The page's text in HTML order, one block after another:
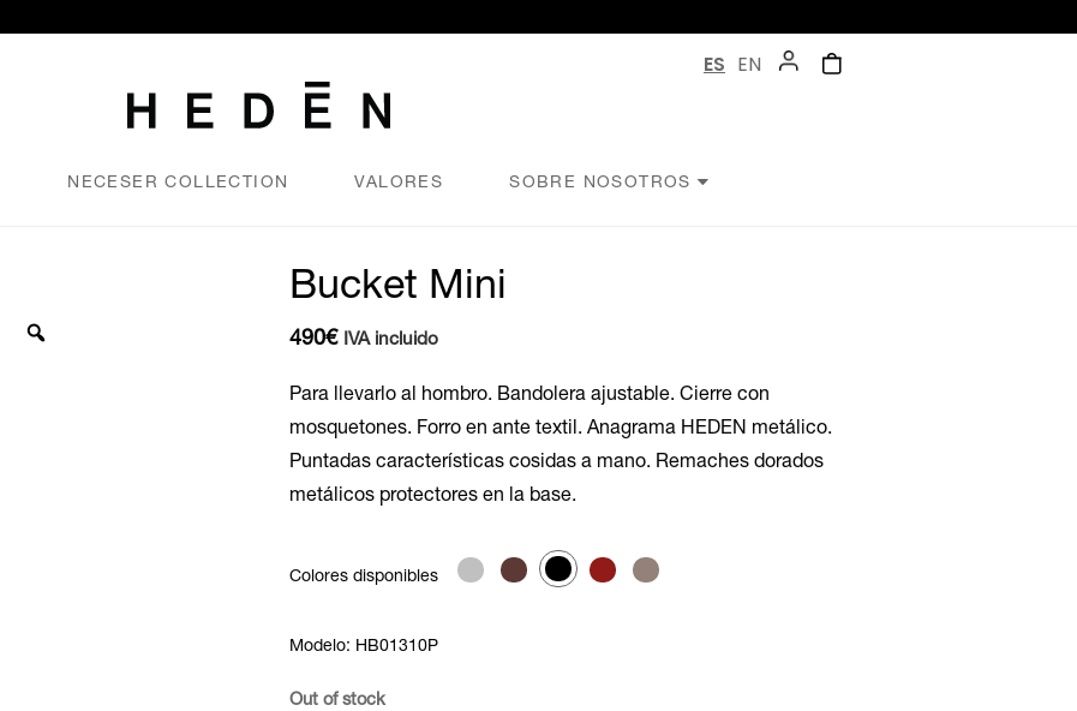
ES EN
NECESER COLLECTION VALORES SOBRE NOSOTROS
Bucket Mini
490€ IVA incluido
Para llevarlo al hombro. Bandolera ajustable. Cierre con
mosquetones. Forro en ante textil. Anagrama HEDEN metálico.
Puntadas características cosidas a mano. Remaches dorados
metálicos protectores en la base.
Colores disponibles
Modelo: HB01310P
Out of stock